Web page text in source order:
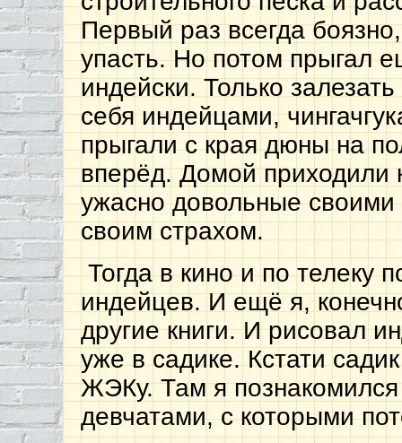
Первый раз всегда
упасть. Но потом прыгал
индейски. Только
себя индейцами,
прыгали с края дюны на
вперёд. Домой приходили
ужасно довольные
своим страхом.
Тогда в кино и по телеку
индейцев. И ещё я,
другие книги. И рисовал
уже в садике. Кстати
ЖЭКу. Там я
девчатами, с которыми